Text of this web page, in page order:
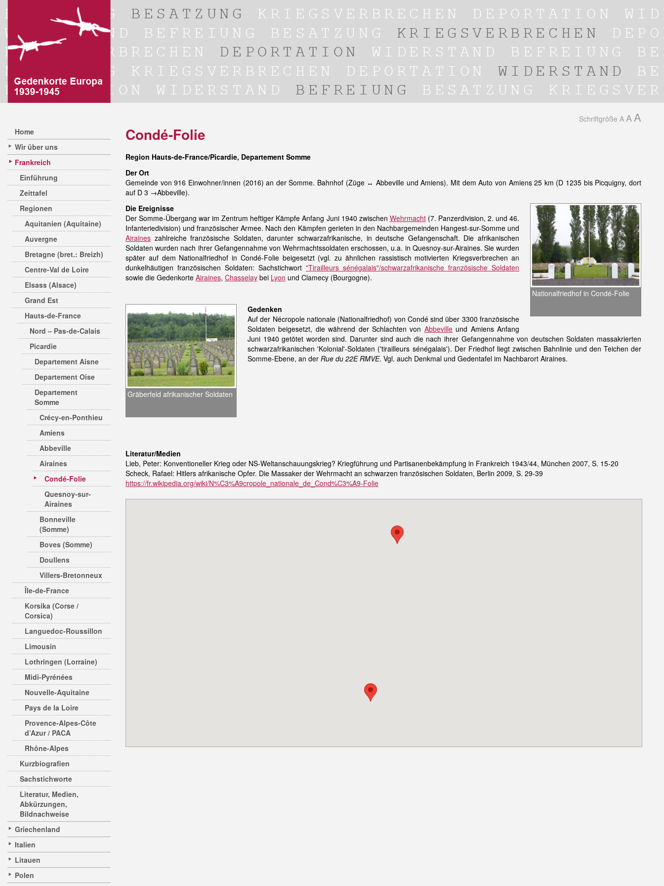
Home
Wir über uns
Frankreich
Einführung
Zeittafel
Regionen
Aquitanien (Aquitaine)
Auvergne
Bretagne (bret.: Breizh)
Centre-Val de Loire
Elsass (Alsace)
Grand Est
Hauts-de-France
Nord – Pas-de-Calais
Picardie
Departement Aisne
Departement Oise
Departement
Somme
Crécy-en-Ponthieu
Amiens
Abbeville
Airaines
Condé-Folie
Quesnoy-sur-
Airaines
Bonneville
(Somme)
Boves (Somme)
Doullens
Villers-Bretonneux
Île-de-France
Korsika (Corse /
Corsica)
Languedoc-Roussillon
Limousin
Lothringen (Lorraine)
Midi-Pyrénées
Nouvelle-Aquitaine
Pays de la Loire
Provence-Alpes-Côte
d’Azur / PACA
Rhône-Alpes
Kurzbiografien
Sachstichworte
Literatur, Medien,
Abkürzungen,
Bildnachweise
Griechenland
Italien
Litauen
Polen
Schriftgröße A A A
Condé-Folie
Region Hauts-de-France/Picardie, Departement Somme
Der Ort
Gemeinde von 916 Einwohner/innen (2016) an der Somme. Bahnhof (Züge ↔ Abbeville und Amiens). Mit dem Auto von Amiens 25 km (D 1235 bis Picquigny, dort
auf D 3 →Abbeville).
Die Ereignisse
Nationalfriedhof in Condé-Folie
Der Somme-Übergang war im Zentrum heftiger Kämpfe Anfang Juni 1940 zwischen Wehrmacht(7. Panzerdivision, 2. und 46.
Infanteriedivision) und französischer Armee. Nach den Kämpfen gerieten in den Nachbargemeinden Hangest-sur-Somme und
Airaines zahlreiche französische Soldaten, darunter schwarzafrikanische, in deutsche Gefangenschaft. Die afrikanischen
Soldaten wurden nach ihrer Gefangennahme von Wehrmachtssoldaten erschossen, u.a. in Quesnoy-sur-Airaines. Sie wurden
später auf dem Nationalfriedhof in Condé-Folie beigesetzt (vgl. zu ähnlichen rassistisch motivierten Kriegsverbrechen an
dunkelhäutigen französischen Soldaten: Sachstichwort "Tirailleurs sénégalais"/schwarzafrikanische französische Soldaten
sowie die Gedenkorte Airaines, Chasselay bei Lyon und Clamecy (Bourgogne).
Gräberfeld afrikanischer Soldaten
Gedenken
Auf der Nécropole nationale (Nationalfriedhof) von Condé sind über 3300 französische
Soldaten beigesetzt, die während der Schlachten von Abbevilleund Amiens Anfang
Juni 1940 getötet worden sind. Darunter sind auch die nach ihrer Gefangennahme von deutschen Soldaten massakrierten
schwarzafrikanischen 'Kolonial'-Soldaten ('tirailleurs sénégalais'). Der Friedhof liegt zwischen Bahnlinie und den Teichen der
Somme-Ebene, an der Rue du 22E RMVE. Vgl. auch Denkmal und Gedentafel im Nachbarort Airaines.
Literatur/Medien
Lieb, Peter: Konventioneller Krieg oder NS-Weltanschauungskrieg? Kriegführung und Partisanenbekämpfung in Frankreich 1943/44, München 2007, S. 15-20
Scheck, Rafael: Hitlers afrikanische Opfer. Die Massaker der Wehrmacht an schwarzen französischen Soldaten, Berlin 2009, S. 29-39
https://fr.wikipedia.org/wiki/N%C3%A9cropole_nationale_de_Cond%C3%A9-Folie